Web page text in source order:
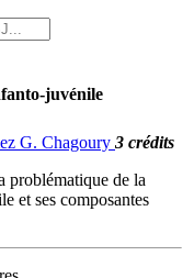
juvénile
G. Chagoury 3 crédits
problématique de la
et ses composantes